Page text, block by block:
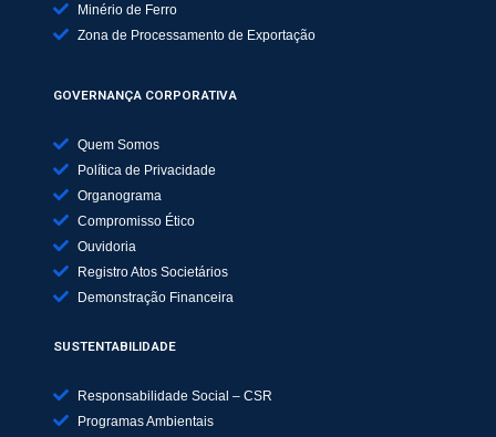
Minério de Ferro
Zona de Processamento de Exportação
GOVERNANÇA CORPORATIVA
Quem Somos
Política de Privacidade
Organograma
Compromisso Ético
Ouvidoria
Registro Atos Societários
Demonstração Financeira
SUSTENTABILIDADE
Responsabilidade Social – CSR
Programas Ambientais